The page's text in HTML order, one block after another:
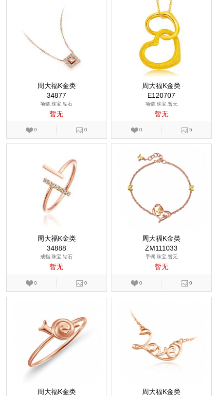
周大福K金类
34877
项链,珠宝,钻石
暂无
0 0
周大福K金类
E120707
项链,珠宝,暂无
暂无
0 5
周大福K金类
34888
戒指,珠宝,钻石
暂无
0 0
周大福K金类
ZM111033
手镯,珠宝,暂无
暂无
0 0
周大福K金类
周大福K金类